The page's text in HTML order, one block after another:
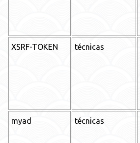
XSRF-TOKEN técnicas
myad técnicas